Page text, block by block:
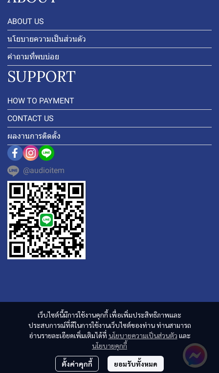
เว็บไซต์นี้มีการใช้งานคุกกี้ เพื่อเพิ่มประสิทธิภาพและ
ประสบการณ์ที่ดีในการใช้งานเว็บไซต์ของท่าน ท่านสามารถ
อ่านรายละเอียดเพิ่มเติมได้ที่ นโยบายความเป็นส่วนตัว และ
นโยบายคุกกี้
ตั้งค่าคุกกี้ ยอมรับทั้งหมด
ABOUT US
นโยบายความเป็นส่วนตัว
คำถามที่พบบ่อย
SUPPORT
HOW TO PAYMENT
CONTACT US
ผลงานการติดตั้ง
@audioitem